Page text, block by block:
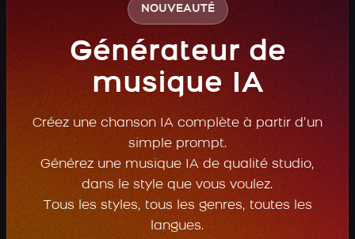
NOUVEAUTÉ
Générateur de
musique IA
Créez une chanson IA complète à partir d’un
simple prompt.
Générez une musique IA de qualité studio,
dans le style que vous voulez.
Tous les styles, tous les genres, toutes les
langues.